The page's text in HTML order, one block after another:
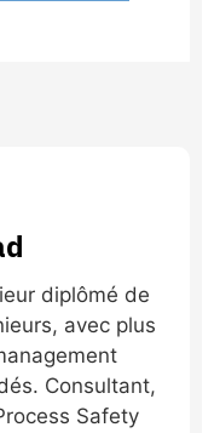
diplômé de
avec plus
Consultant,
Safety